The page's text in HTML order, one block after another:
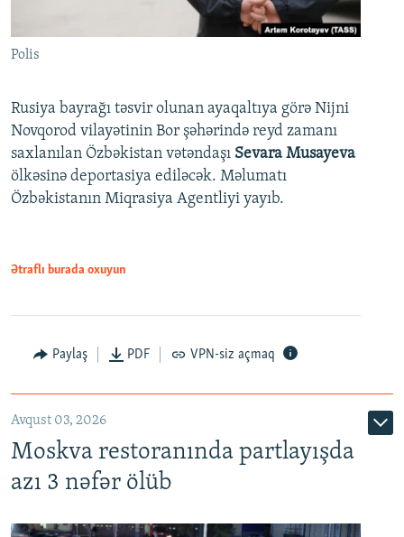
Polis
Rusiya bayrağı təsvir olunan ayaqaltıya görə Nijni
Novqorod vilayətinin Bor şəhərində reyd zamanı
saxlanılan Özbəkistan vətəndaşı Sevara Musayeva
ölkəsinə deportasiya ediləcək. Məlumatı
Özbəkistanın Miqrasiya Agentliyi yayıb.
Ətraflı burada oxuyun
Paylaş PDF VPN-siz açmaq
Avqust 03, 2026
Moskva restoranında partlayışda
azı 3 nəfər ölüb